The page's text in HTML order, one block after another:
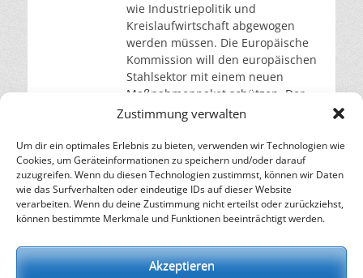
Zustimmung verwalten
Um dir ein optimales Erlebnis zu bieten, verwenden wir Technologien wie
Cookies, um Geräteinformationen zu speichern und/oder darauf
zuzugreifen. Wenn du diesen Technologien zustimmst, können wir Daten
wie das Surfverhalten oder eindeutige IDs auf dieser Website
verarbeiten. Wenn du deine Zustimmung nicht erteilst oder zurückziehst,
können bestimmte Merkmale und Funktionen beeinträchtigt werden.
Akzeptieren
wie Industriepolitik und
Kreislaufwirtschaft abgewogen
werden müssen. Die Europäische
Kommission will den europäischen
Stahlsektor mit einem neuen
Maßnahmenpaket schützen. Der
am 7. Oktober 2025 vorgelegte
eine deutliche Reduzierung der
zollfreienweiterlesen…
– Energie für die Zukunft –
Nachhaltigkeit, Kreislaufwirtschaft,
Erneuerbare Energien, Klimawandel und Energiewende.